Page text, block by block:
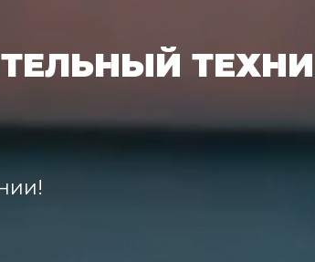
ТЕЛЬНЫЙ ТЕХНИ